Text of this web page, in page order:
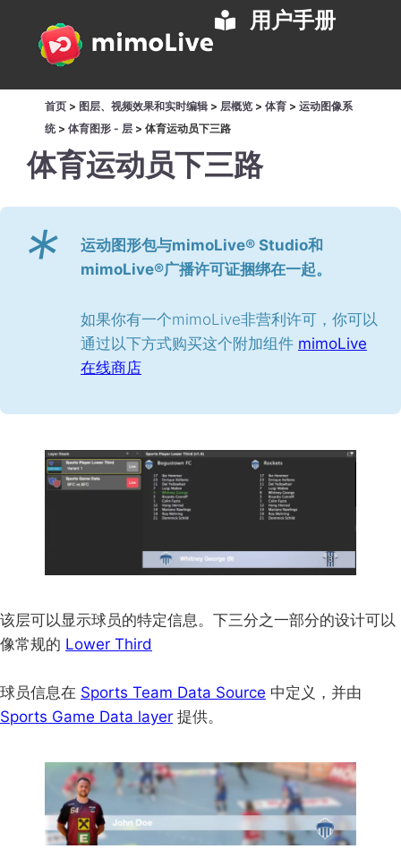
用户手册
首页 > 图层、视频效果和实时编辑 > 层概览 > 体育 > 运动图像系
统> 体育图形 - 层 > 体育运动员下三路
体育运动员下三路
*
运动图形包与mimoLive® Studio和
mimoLive®广播许可证捆绑在一起。
如果你有一个mimoLive非营利许可，你可以
通过以下方式购买这个附加组件 mimoLive
在线商店
该层可以显示球员的特定信息。下三分之一部分的设计可以
像常规的 Lower Third
球员信息在 Sports Team Data Source 中定义，并由
Sports Game Data layer 提供。